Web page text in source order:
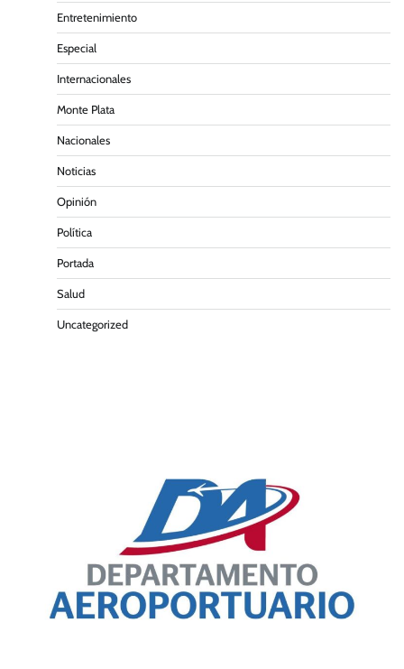
Entretenimiento
Especial
Internacionales
Monte Plata
Nacionales
Noticias
Opinión
Política
Portada
Salud
Uncategorized